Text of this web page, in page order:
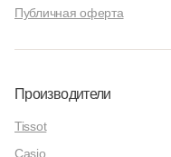
Публичная оферта
Производители
Tissot
Casio